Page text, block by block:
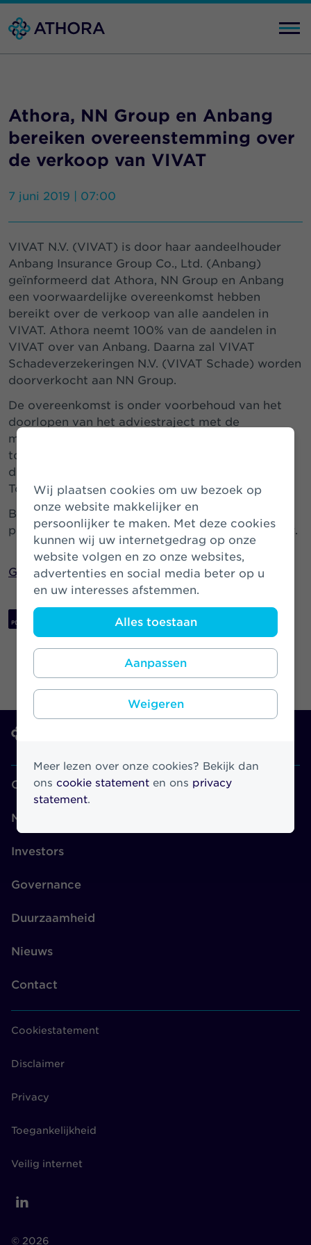
Wij plaatsen cookies om uw bezoek op
onze website makkelijker en
persoonlijker te maken. Met deze cookies
kunnen wij uw internetgedrag op onze
website volgen en zo onze websites,
advertenties en social media beter op u
en uw interesses afstemmen.
Alles toestaan
Aanpassen
Weigeren
Meer lezen over onze cookies? Bekijk dan
ons cookie statement en ons privacy
statement.
Athora, NN Group en Anbang
bereiken overeenstemming over
de verkoop van VIVAT
7 juni 2019 | 07:00
VIVAT N.V. (VIVAT) is door haar aandeelhouder
Anbang Insurance Group Co., Ltd. (Anbang)
geïnformeerd dat Athora, NN Group en Anbang
een voorwaardelijke overeenkomst hebben
bereikt over de verkoop van alle aandelen in
VIVAT. Athora neemt 100% van de aandelen in
VIVAT over van Anbang. Daarna zal VIVAT
Schadeverzekeringen N.V. (VIVAT Schade) worden
doorverkocht aan NN Group.
De overeenkomst is onder voorbehoud van het
doorlopen van het adviestraject met de
medezeggenschap en goedkeuring van
toezichthouders. De overname wordt gesteund
door de Raad van Bestuur en de Raad van
Toezicht van VIVAT.
Bekijk voor meer informatie de gecombineerde
persberichten van Athora en NN Group hieronder.
Gecombineerd persbericht Athora / NN Group
Persbericht VIVAT
Over Athora
Merken
Investors
Governance
Duurzaamheid
Nieuws
Contact
Cookiestatement
Disclaimer
Privacy
Toegankelijkheid
Veilig internet
© 2026